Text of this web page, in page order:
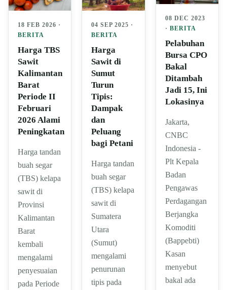
18 FEB 2026 ·
BERITA
Harga TBS
Sawit
Kalimantan
Barat
Periode II
Februari
2026 Alami
Peningkatan
Harga tandan
buah segar
(TBS) kelapa
sawit di
Provinsi
Kalimantan
Barat
kembali
mengalami
penyesuaian
pada Periode
04 SEP 2025 ·
BERITA
Harga
Sawit di
Sumut
Turun
Tipis:
Dampak
dan
Peluang
bagi Petani
Harga tandan
buah segar
(TBS) kelapa
sawit di
Sumatera
Utara
(Sumut)
mengalami
penurunan
tipis pada
08 DEC 2023
· BERITA
Pelabuhan
Bursa CPO
Bakal
Ditambah
Jadi 15, Ini
Lokasinya
Jakarta,
CNBC
Indonesia -
Plt Kepala
Badan
Pengawas
Perdagangan
Berjangka
Komoditi
(Bappebti)
Kasan
menyebut
bakal ada